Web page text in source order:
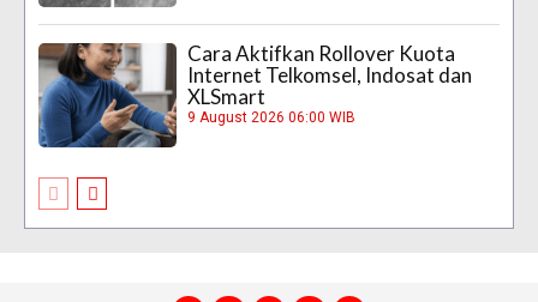
Cara Aktifkan Rollover Kuota
Internet Telkomsel, Indosat dan
XLSmart
9 August 2026 06:00 WIB